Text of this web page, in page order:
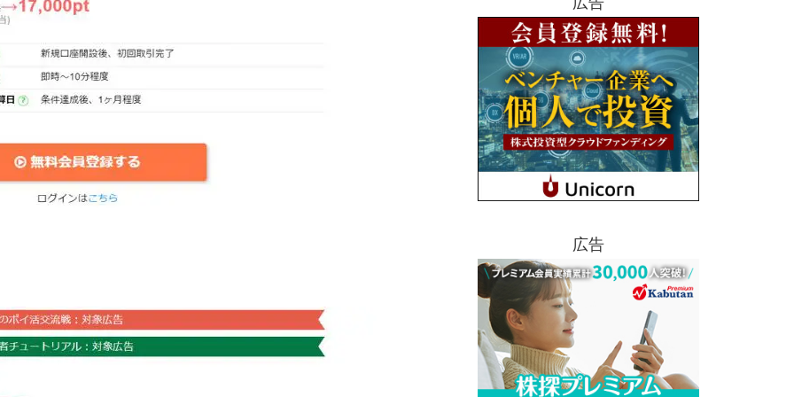
広告